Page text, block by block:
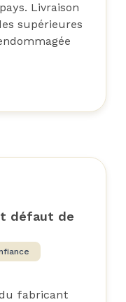
Livraison
supérieures
défaut de
fabricant